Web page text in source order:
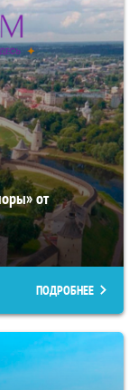
от
ПОДРОБНЕЕ